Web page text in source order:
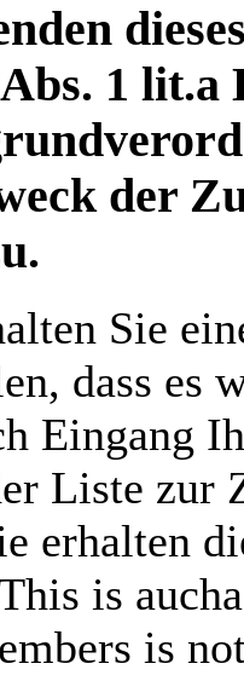
1 lit.a
der
Sie
dass es
Eingang
Liste zur
erhalten
is
is